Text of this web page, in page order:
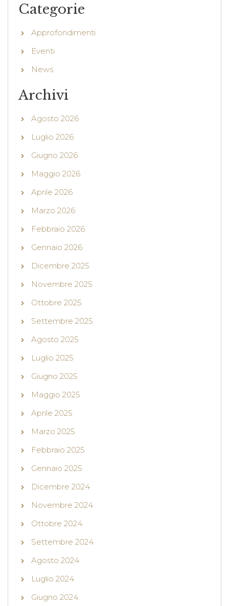
Categorie
Approfondimenti
Eventi
News
Archivi
Agosto 2026
Luglio 2026
Giugno 2026
Maggio 2026
Aprile 2026
Marzo 2026
Febbraio 2026
Gennaio 2026
Dicembre 2025
Novembre 2025
Ottobre 2025
Settembre 2025
Agosto 2025
Luglio 2025
Giugno 2025
Maggio 2025
Aprile 2025
Marzo 2025
Febbraio 2025
Gennaio 2025
Dicembre 2024
Novembre 2024
Ottobre 2024
Settembre 2024
Agosto 2024
Luglio 2024
Giugno 2024